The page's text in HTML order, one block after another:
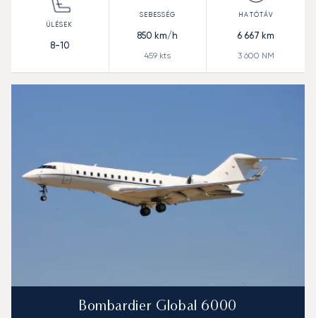
8-10
850 km/h
459 kts
6 667 km
3 600 NM
Bombardier Global 6000